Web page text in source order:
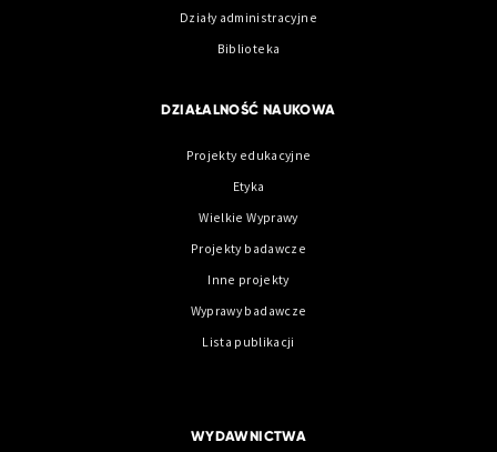
Działy administracyjne
Biblioteka
DZIAŁALNOŚĆ NAUKOWA
Projekty edukacyjne
Etyka
Wielkie Wyprawy
Projekty badawcze
Inne projekty
Wyprawy badawcze
Lista publikacji
WYDAWNICTWA